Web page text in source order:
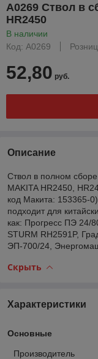
A0269 Ствол в
HR2450
В наличии
Код: A0269
52,80 руб.
Описание
Ствол в полном
MAKITA HR2450,
код Макита: 153365-
подходит для
как: Прогресс ПЭ 24/
STURM RH2591P,
ЭП-700/24,
Скрыть
Характеристики
Основные
Производитель